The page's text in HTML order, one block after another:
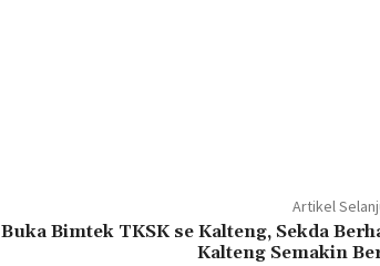
Artikel
Buka Bimtek TKSK se Kalteng, Sekda
Kalteng Semakin